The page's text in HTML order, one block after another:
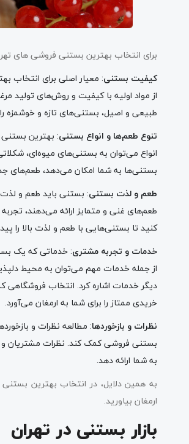
برای انتخاب بهترین بستنی فروشی ‌های
کیفیت بستنی: معیار اصلی برای انتخاب
از مواد اولیه با کیفیت و روش‌های تولید
طبیعی و اصیل، بستنی‌های تازه و خوشمزه
تنوع طعم‌ها و انواع بستنی: بهترین بستنی
انواع می‌توان به بستنی‌های میوه‌ای،
بستنی‌ها به شما امکان می‌دهد، طعم‌های
طعم و لذت بستنی: بستنی باید طعم و
طعم‌های غنی و متمایز ارائه می‌دهند،
کنید تا بستنی‌هایی با طعم و لذت بالا را
خدمات و تجربه مشتری: خدماتی که یک
از جمله خدمات مهم می‌توان به محیط
دیگر خدمات اشاره کرد. انتخاب
خریدی ممتاز را برای شما به ارمغان می‌آورد.
نظرات و بازخوردها: مطالعه نظرات و
بستنی فروشی کمک کند. نظرات مشتریان و
به شما ارائه دهد.
به همین دلایل، در انتخاب بهترین بستنی
ارمغان بیاورید.
بازار بستنی در تهران